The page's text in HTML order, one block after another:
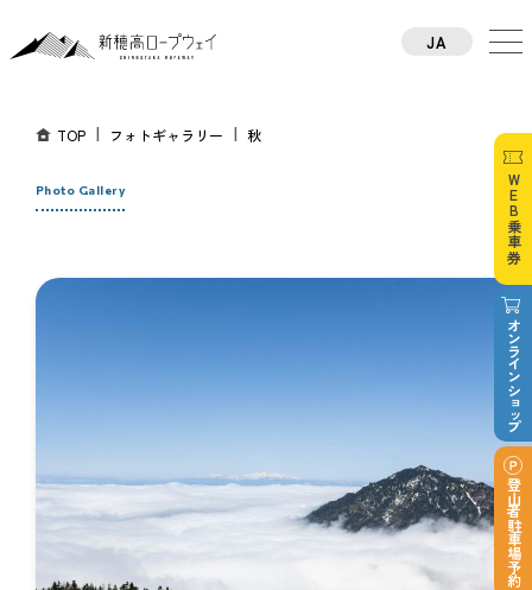
JA
Photo Gallery
TOP フォトギャラリー 秋
WEB乗車券
オンラインショップ
登山者駐車場予約